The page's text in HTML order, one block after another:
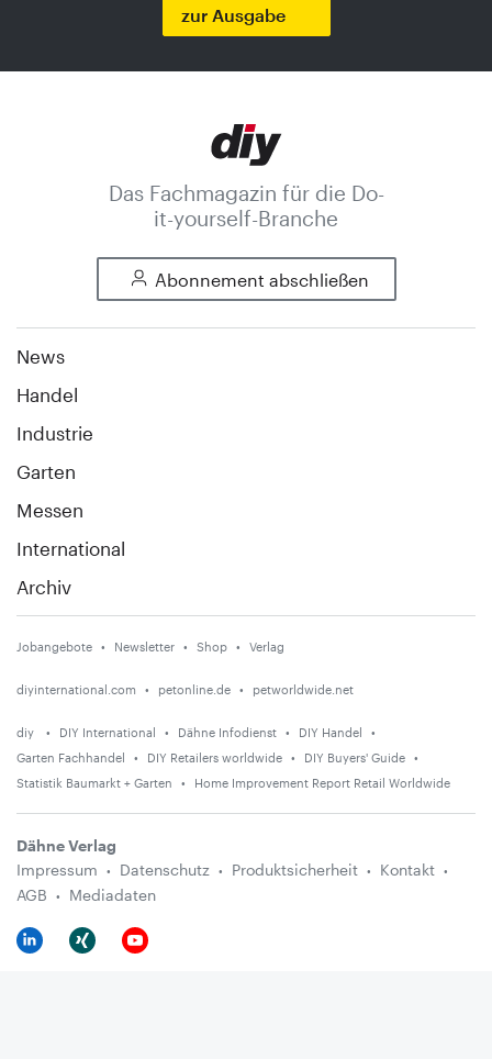
zur Ausgabe
Das Fachmagazin für die Do-
it-yourself-Branche
Abonnement abschließen
News
Handel
Industrie
Garten
Messen
International
Archiv
Jobangebote Newsletter Shop Verlag
diyinternational.com petonline.de petworldwide.net
diy DIY International Dähne Infodienst
DIY Handel
Garten Fachhandel
DIY Retailers worldwide
DIY Buyers' Guide
Statistik Baumarkt + Garten
Home Improvement Report Retail Worldwide
Dähne Verlag
Impressum
Datenschutz Produktsicherheit
Kontakt
AGB
Mediadaten